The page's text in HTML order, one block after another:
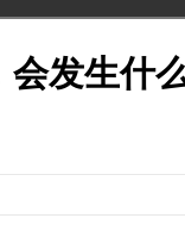
发生什